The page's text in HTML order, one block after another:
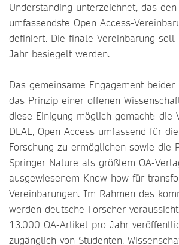
Understanding unterzeichnet, das
umfassendste Open Access-
definiert. Die finale Vereinbarung soll
Jahr besiegelt werden.
Das gemeinsame Engagement
das Prinzip einer offenen
diese Einigung möglich gemacht: die
DEAL, Open Access umfassend für
Forschung zu ermöglichen sowie die
Springer Nature als größtem OA-
ausgewiesenem Know-how für
Vereinbarungen. Im Rahmen des
werden deutsche Forscher
13.000 OA-Artikel pro Jahr
zugänglich von Studenten,